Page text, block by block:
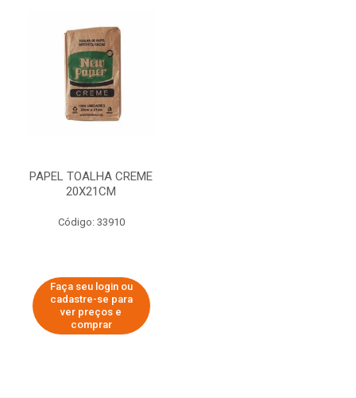
PAPEL TOALHA CREME
20X21CM
Código: 33910
Faça seu login ou
cadastre-se para
ver preços e
comprar